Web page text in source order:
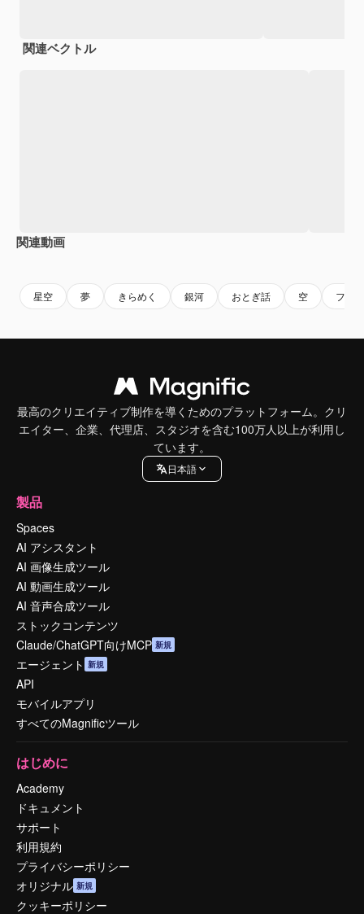
関連ベクトル
関連動画
星空 夢 きらめく 銀河 おとぎ話 空 ファ
最高のクリエイティブ制作を導くためのプラットフォーム。クリ
エイター、企業、代理店、スタジオを含む100万人以上が利用し
ています。
日本語
製品
Spaces
AI アシスタント
AI 画像生成ツール
AI 動画生成ツール
AI 音声合成ツール
ストックコンテンツ
Claude/ChatGPT向けMCP 新規
エージェント 新規
API
モバイルアプリ
すべてのMagnificツール
はじめに
Academy
ドキュメント
サポート
利用規約
プライバシーポリシー
オリジナル 新規
クッキーポリシー